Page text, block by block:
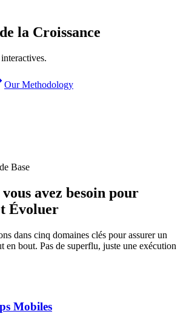
la Croissance
Our Methodology
Base
avez besoin pour
Évoluer
dans cinq domaines clés pour assurer un
en bout. Pas de superflu, juste une exécution
Mobiles